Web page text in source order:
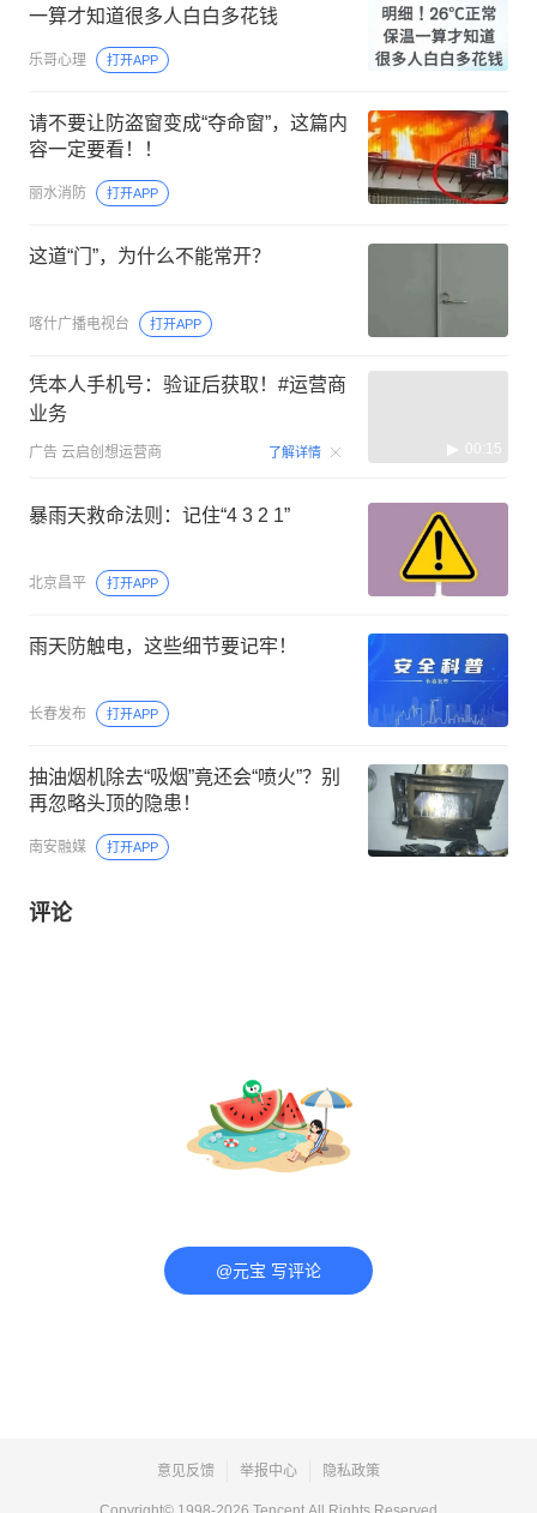
一算才知道很多人白白多花钱
乐哥心理 打开APP
请不要让防盗窗变成“夺命窗”，这篇内
容一定要看！！
丽水消防 打开APP
这道“门”，为什么不能常开？
喀什广播电视台 打开APP
凭本人手机号：验证后获取！#运营商
业务
广告 云启创想运营商 了解详情 00:15
暴雨天救命法则：记住“4 3 2 1”
北京昌平 打开APP
雨天防触电，这些细节要记牢！
长春发布 打开APP
抽油烟机除去“吸烟”竟还会“喷火”？别
再忽略头顶的隐患！
南安融媒 打开APP
评论
@元宝 写评论
意见反馈 举报中心 隐私政策